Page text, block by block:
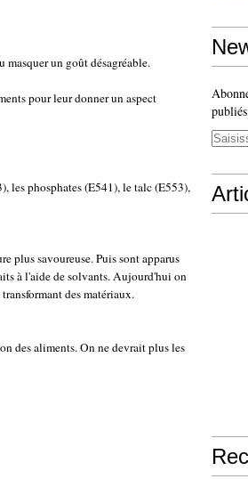
un goût désagréable.
pour leur donner un aspect
les phosphates (E541), le talc (E553),
plus savoureuse. Puis sont apparus
à l'aide de solvants. Aujourd'hui on
des matériaux.
des aliments. On ne devrait plus les